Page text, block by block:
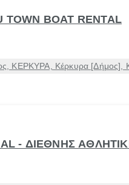
TOWN BOAT RENTAL
ΚΕΡΚΥΡΑ, Κέρκυρα [Δήμος],
- ΔΙΕΘΝΗΣ